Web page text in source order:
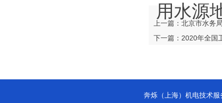
用水源
上一篇：北京市水务
下一篇：2020年全国
奔烁（上海）机电技术